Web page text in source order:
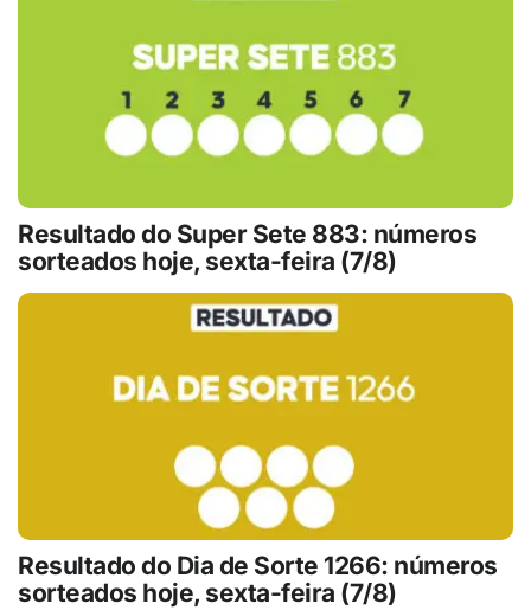
Resultado do Super Sete 883: números
sorteados hoje, sexta-feira (7/8)
Resultado do Dia de Sorte 1266: números
sorteados hoje, sexta-feira (7/8)